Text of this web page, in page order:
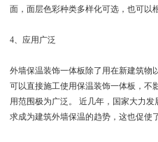
面，面层色彩种类多样化可选，也可以
4、应用广泛
外墙保温装饰一体板除了用在新建筑物
可以直接施工使用保温装饰一体板，不
用范围极为广泛。 近几年，国家大力
求成为建筑外墙保温的趋势，这也促使